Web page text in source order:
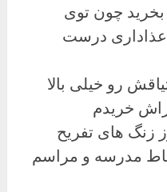
بخرید چون توی
درست
رو خیلی بالا
خریدم
زنگ های تفریح
مدرسه و مراسم